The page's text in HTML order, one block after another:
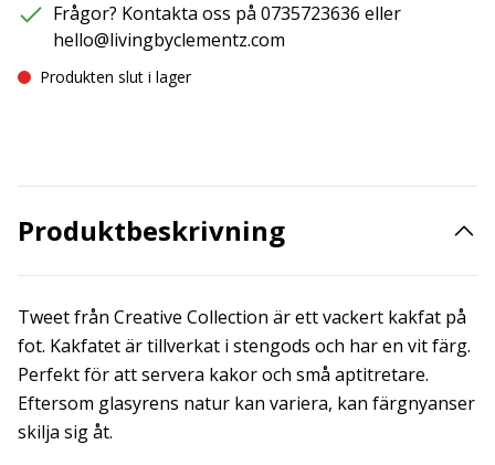
Frågor? Kontakta oss på 0735723636 eller
hello@livingbyclementz.com
Produkten slut i lager
Produktbeskrivning
Tweet från Creative Collection är ett vackert kakfat på
fot. Kakfatet är tillverkat i stengods och har en vit färg.
Perfekt för att servera kakor och små aptitretare.
Eftersom glasyrens natur kan variera, kan färgnyanser
skilja sig åt.